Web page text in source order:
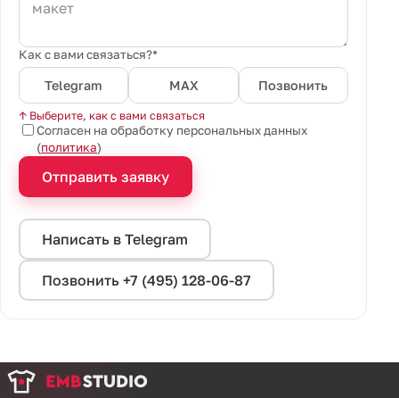
Как с вами связаться?*
Telegram MAX Позвонить
↑ Выберите, как с вами связаться
Согласен на обработку персональных данных
(политика)
Отправить заявку
Написать в Telegram
Позвонить +7 (495) 128-06-87